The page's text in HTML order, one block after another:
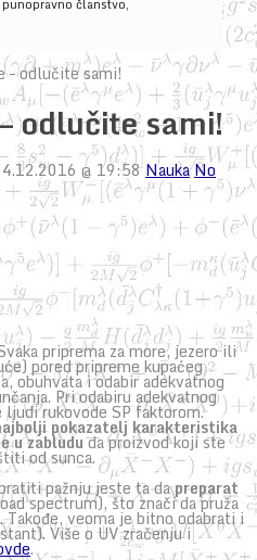
članstvo,
– odlučite sami!
odlučite sami!
@ 19:58 NaukaNo
priprema za more, jezero ili
pored pripreme kupaćeg
obuhvata i odabir adekvatnog
Pri odabiru adekvatnog
ljudi rukovode SP faktorom.
pokazatelj karakteristika
u zablududa proizvod koji ste
od sunca.
pažnju jeste ta dapreparat
spectrum), što znači da pruža
Takođe, veoma je bitno odabrati i
Više o UV zračenju i
.